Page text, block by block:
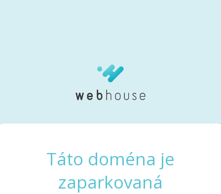
Táto doména je
zaparkovaná